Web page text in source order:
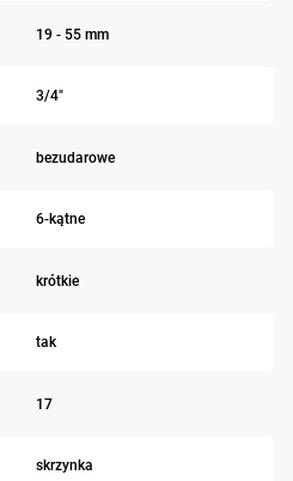
19 - 55 mm
3/4"
bezudarowe
6-kątne
krótkie
tak
17
skrzynka